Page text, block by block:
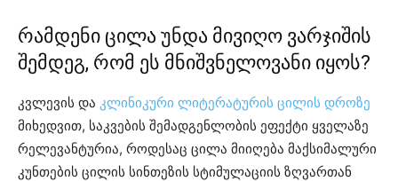
რამდენი ცილა უნდა მივიღო ვარჯიშის
შემდეგ, რომ ეს მნიშვნელოვანი იყოს?
კვლევის და კლინიკური ლიტერატურის ცილის დროზე
მიხედვით, საკვების შემადგენლობის ეფექტი ყველაზე
რელევანტურია, როდესაც ცილა მიიღება მაქსიმალური
კუნთების ცილის სინთეზის სტიმულაციის ზღვართან